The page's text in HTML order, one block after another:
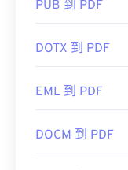
PUB 到 PDF
DOTX 到 PDF
EML 到 PDF
DOCM 到 PDF